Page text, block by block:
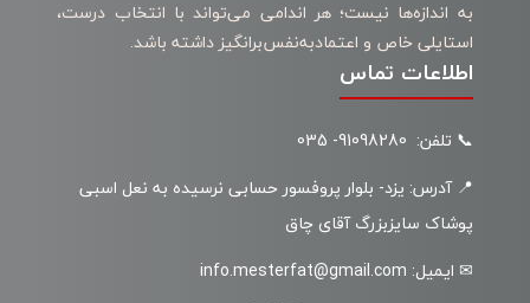
به اندازه‌ها نیست؛ هر اندامی می‌تواند با انتخاب درست،
استایلی خاص و اعتمادبه‌نفس‌برانگیز داشته باشد.
اطلاعات تماس
📞 تلفن: 91098280- 035
📍 آدرس: یزد- بلوار پروفسور حسابی نرسیده به نعل اسبی
پوشاک سایزبزرگ آقای چاق
✉ ایمیل: info.mesterfat@gmail.com